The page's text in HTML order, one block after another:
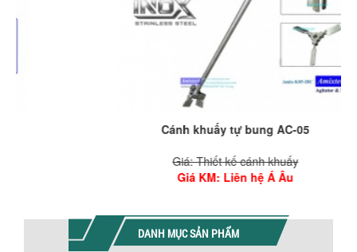
Cánh khuấy tự bung AC-05
Giá: Thiết kế cánh khuấy
: Liên hệ Á Âu
DANH MỤC SẢN PHẨM